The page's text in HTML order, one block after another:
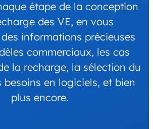
étape de la conception
des VE, en vous
informations précieuses
commerciaux, les cas
la recharge, la sélection du
besoins en logiciels, et bien
plus encore.